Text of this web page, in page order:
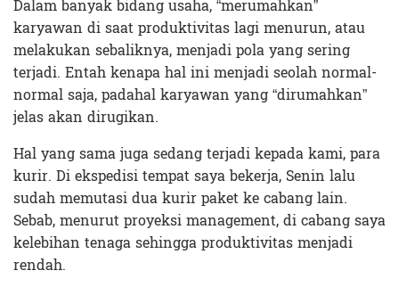
Dalam banyak bidang usaha, “merumahkan”
karyawan di saat produktivitas lagi menurun, atau
melakukan sebaliknya, menjadi pola yang sering
terjadi. Entah kenapa hal ini menjadi seolah normal-
normal saja, padahal karyawan yang “dirumahkan”
jelas akan dirugikan.
Hal yang sama juga sedang terjadi kepada kami, para
kurir. Di ekspedisi tempat saya bekerja, Senin lalu
sudah memutasi dua kurir paket ke cabang lain.
Sebab, menurut proyeksi management, di cabang saya
kelebihan tenaga sehingga produktivitas menjadi
rendah.